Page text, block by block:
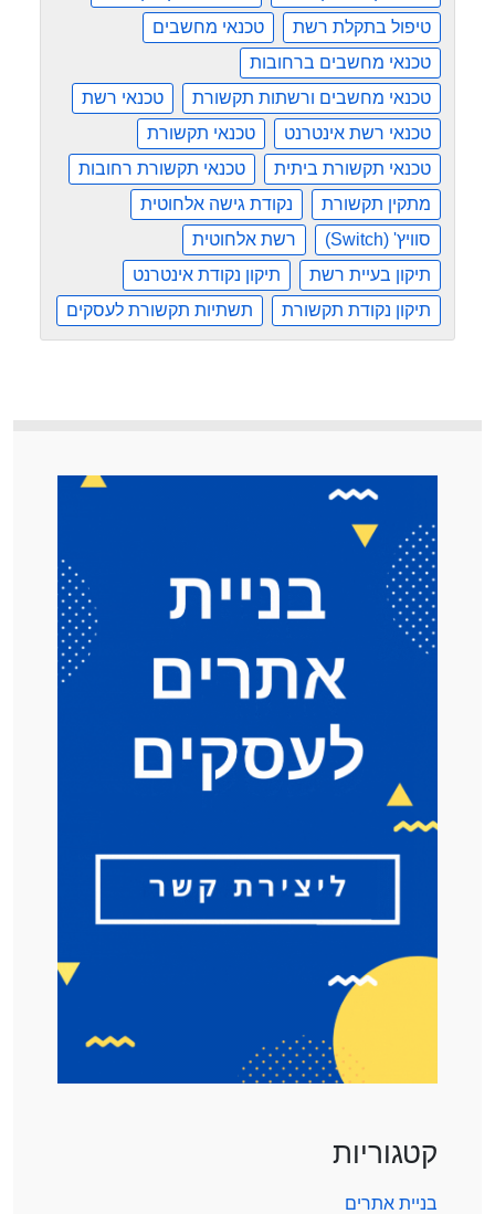
טיפול בתקלת רשת
טכנאי מחשבים
טכנאי מחשבים ברחובות
טכנאי מחשבים ורשתות תקשורת
טכנאי רשת
טכנאי רשת אינטרנט
טכנאי תקשורת
טכנאי תקשורת ביתית
טכנאי תקשורת רחובות
מתקין תקשורת
נקודת גישה אלחוטית
סוויץ' (Switch)
רשת אלחוטית
תיקון בעיית רשת
תיקון נקודת אינטרנט
תיקון נקודת תקשורת
תשתיות תקשורת לעסקים
קטגוריות
בניית אתרים